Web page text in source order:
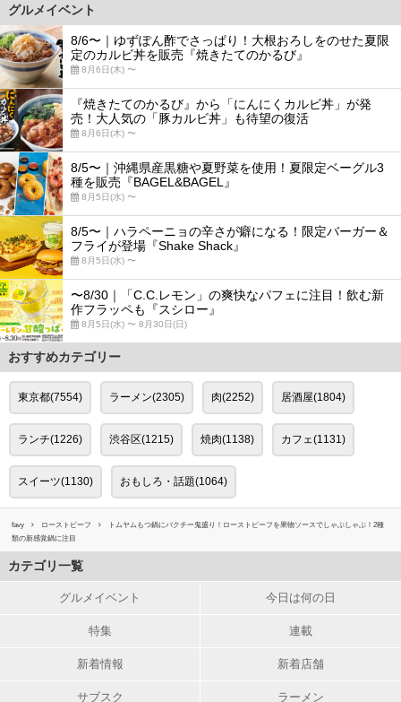
グルメイベント
8/6〜｜ゆずぽん酢でさっぱり！大根おろしをのせた夏限
定のカルビ丼を販売『焼きたてのかるび』
8月6日(木) 〜
『焼きたてのかるび』から「にんにくカルビ丼」が発
売！大人気の「豚カルビ丼」も待望の復活
8月6日(木) 〜
8/5〜｜沖縄県産黒糖や夏野菜を使用！夏限定ベーグル3
種を販売『BAGEL&BAGEL』
8月5日(水) 〜
8/5〜｜ハラペーニョの辛さが癖になる！限定バーガー＆
フライが登場『Shake Shack』
8月5日(水) 〜
〜8/30｜「C.C.レモン」の爽快なパフェに注目！飲む新
作フラッペも『スシロー』
8月5日(水) 〜 8月30日(日)
おすすめカテゴリー
東京都(7554) ラーメン(2305) 肉(2252) 居酒屋(1804)
ランチ(1226) 渋谷区(1215) 焼肉(1138) カフェ(1131)
スイーツ(1130) おもしろ・話題(1064)
favy ローストビーフ
トムヤムもつ鍋にパクチー鬼盛り！ローストビーフを果物ソースでしゃぶしゃぶ！2種
類の新感覚鍋に注目
カテゴリ一覧
グルメイベント 今日は何の日
特集 連載
新着情報 新着店舗
サブスク ラーメン